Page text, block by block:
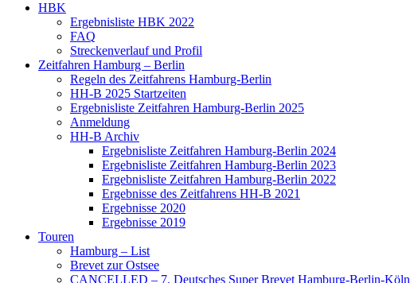
HBK
Ergebnisliste HBK 2022
FAQ
Streckenverlauf und Profil
Zeitfahren Hamburg – Berlin
Regeln des Zeitfahrens Hamburg-Berlin
HH-B 2025 Startzeiten
Ergebnisliste Zeitfahren Hamburg-Berlin 2025
Anmeldung
HH-B Archiv
Ergebnisliste Zeitfahren Hamburg-Berlin 2024
Ergebnisliste Zeitfahren Hamburg-Berlin 2023
Ergebnisliste Zeitfahren Hamburg-Berlin 2022
Ergebnisse des Zeitfahrens HH-B 2021
Ergebnisse 2020
Ergebnisse 2019
Touren
Hamburg – List
Brevet zur Ostsee
CANCELLED – 7. Deutsches Super Brevet Hamburg-Berlin-Köln